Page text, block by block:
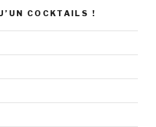
COCKTAILS !